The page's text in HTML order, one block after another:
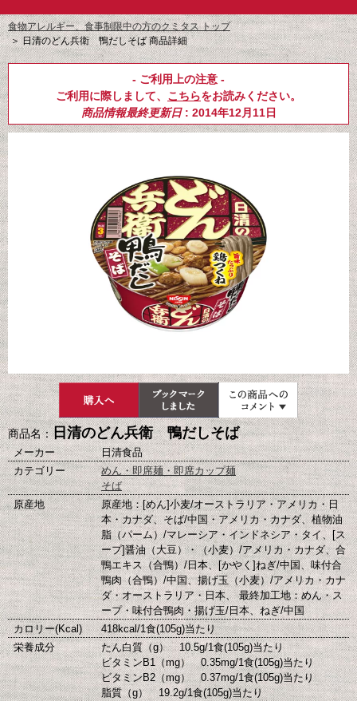
食物アレルギー、食事制限中の方のクミタス トップ
＞日清のどん兵衛 鴨だしそば 商品詳細
- ご利用上の注意 -
ご利用に際しまして、 こちらをお読みください。
商品情報最終更新日: 2014年12月11日
商品名：日清のどん兵衛 鴨だしそば
メーカー
日清食品
カテゴリー
めん・即席麺・即席カップ麺
そば
原産地
原産地：[めん]小麦/オーストラリア・アメリカ・日
本・カナダ、そば/中国・アメリカ・カナダ、植物油
脂（パーム）/マレーシア・インドネシア・タイ、[ス
ープ]醤油（大豆）・（小麦）/アメリカ・カナダ、合
鴨エキス（合鴨）/日本、[かやく]ねぎ/中国、味付合
鴨肉（合鴨）/中国、揚げ玉（小麦）/アメリカ・カナ
ダ・オーストラリア・日本、 最終加工地：めん・ス
ープ・味付合鴨肉・揚げ玉/日本、ねぎ/中国
カロリー(Kcal)
418kcal/1食(105g)当たり
栄養成分
たん白質（g） 10.5g/1食(105g)当たり
ビタミンB1（mg） 0.35mg/1食(105g)当たり
ビタミンB2（mg） 0.37mg/1食(105g)当たり
脂質（g） 19.2g/1食(105g)当たり